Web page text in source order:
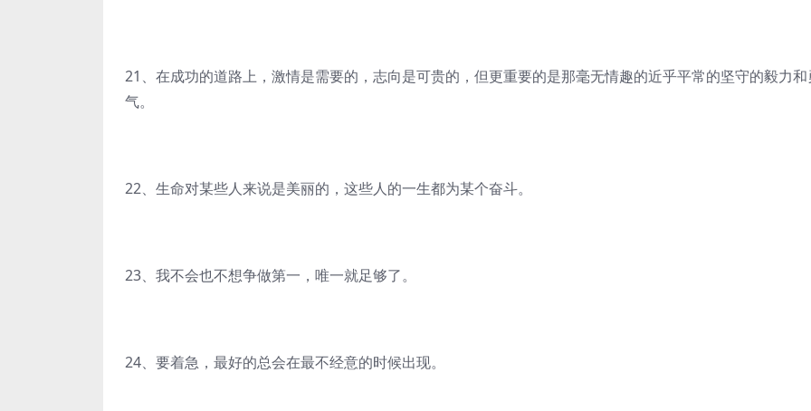
21、在成功的道路上，激情是需要的，志向是可贵的，但更重要的是那毫无情趣的近乎平常的坚守的毅力和
气。
22、生命对某些人来说是美丽的，这些人的一生都为某个奋斗。
23、我不会也不想争做第一，唯一就足够了。
24、要着急，最好的总会在最不经意的时候出现。